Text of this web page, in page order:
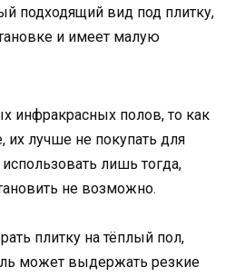
подходящий вид под плитку,
и имеет малую
инфракрасных полов, то как
лучше не покупать для
лишь тогда,
не возможно.
плитку на тёплый пол,
может выдержать резкие